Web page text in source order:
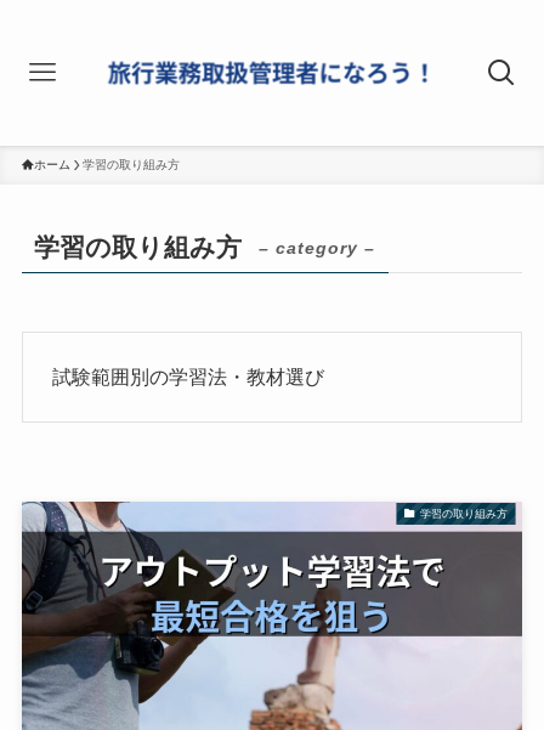
ホーム 学習の取り組み方
学習の取り組み方 – category –
試験範囲別の学習法・教材選び
学習の取り組み方